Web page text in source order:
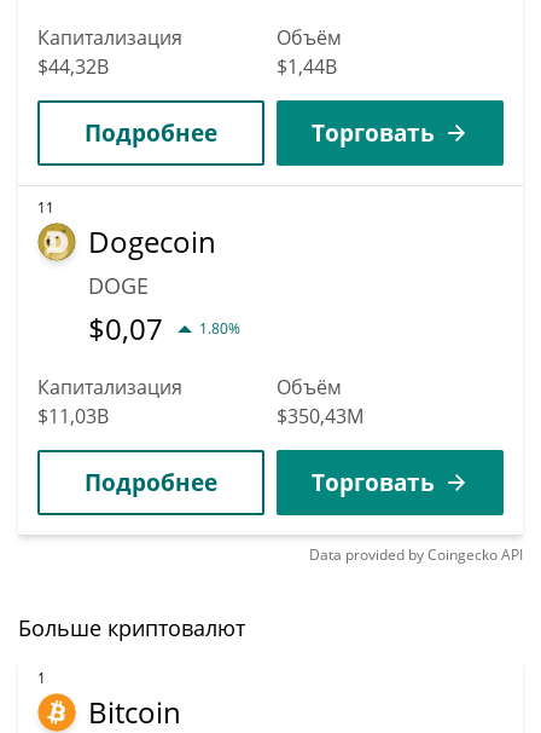
Капитализация
$44,32B
Объём
$1,44B
Подробнее Торговать
11
Dogecoin
DOGE
$0,07 1.80%
Капитализация
$11,03B
Объём
$350,43M
Подробнее Торговать
Data provided byCoingeckoAPI
Больше криптовалют
1
Bitcoin